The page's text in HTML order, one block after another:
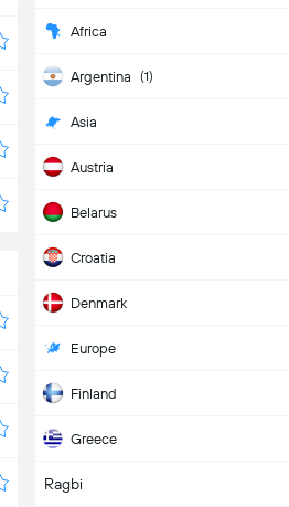
Africa
Argentina (1)
Asia
Austria
Belarus
Croatia
Denmark
Europe
Finland
Greece
Hungary
Ragbi